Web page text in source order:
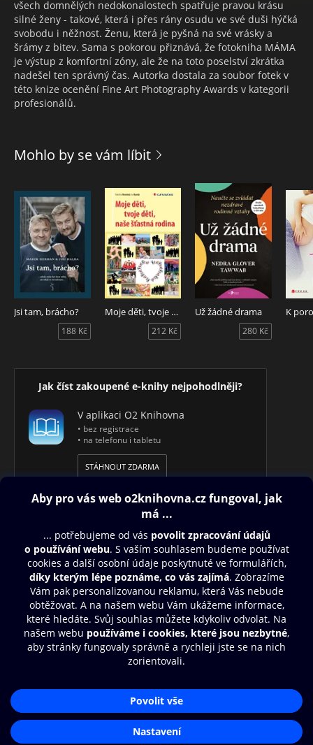
všech domnělých nedokonalostech spatřuje pravou krásu
silné ženy - takové, která i přes rány osudu ve své duši hýčká
svobodu i něžnost. Ženu, která je pyšná na své vrásky a
šrámy z bitev. Sama s pokorou přiznává, že fotokniha MÁMA
je výstup z komfortní zóny, ale že na toto poselství zkrátka
nadešel ten správný čas. Autorka dostala za soubor fotek v
této knize ocenění Fine Art Photography Awards v kategorii
profesionálů.
Mohlo by se vám líbit
Jsi tam, brácho?
188 Kč
Moje děti, tvoje děti, naše šťastná rodina
212 Kč
Už žádné drama
280 Kč
Jak číst zakoupené e-knihy nejpohodlněji?
V aplikaci O2 Knihovna
• bez registrace
• na telefonu i tabletu
STÁHNOUT ZDARMA
Obsah ke stažení
Moje O2 Knihovna
Další zábava
Nákupní řád
Přístupnost
Zásady zpracování osobních údajů
Aplikace O2 Knihovna
Čti a poslouchej své e-knihy a